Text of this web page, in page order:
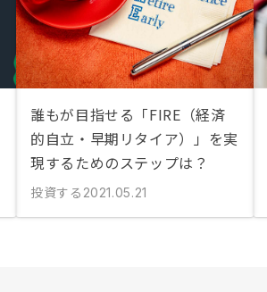
誰もが目指せる「FIRE（経済
的自立・早期リタイア）」を実
現するためのステップは？
投資する 2021.05.21